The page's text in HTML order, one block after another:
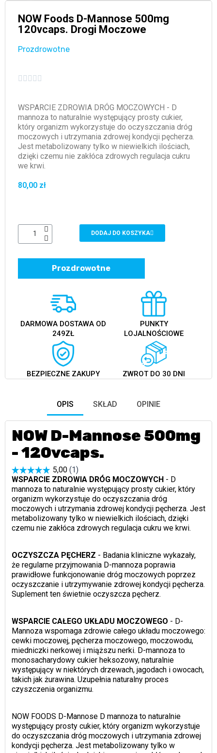
NOW Foods D-Mannose 500mg
120vcaps. Drogi Moczowe
Prozdrowotne
    
WSPARCIE ZDROWIA DRÓG MOCZOWYCH - D
mannoza to naturalnie występujący prosty cukier,
który organizm wykorzystuje do oczyszczania dróg
moczowych i utrzymania zdrowej kondycji pęcherza.
Jest metabolizowany tylko w niewielkich ilościach,
dzięki czemu nie zakłóca zdrowych regulacja cukru
we krwi.
80,00 zł
DODAJ DO KOSZYKA
Prozdrowotne
DARMOWA DOSTAWA OD
249ZŁ
PUNKTY
LOJALNOŚCIOWE
BEZPIECZNE ZAKUPY ZWROT DO 30 DNI
OPIS SKŁAD OPINIE
NOW D-Mannose 500mg
- 120vcaps.
WSPARCIE ZDROWIA DRÓG MOCZOWYCH - D
mannoza to naturalnie występujący prosty cukier, który
organizm wykorzystuje do oczyszczania dróg
moczowych i utrzymania zdrowej kondycji pęcherza. Jest
metabolizowany tylko w niewielkich ilościach, dzięki
czemu nie zakłóca zdrowych regulacja cukru we krwi.
OCZYSZCZA PĘCHERZ - Badania kliniczne wykazały,
że regularne przyjmowania D-mannoza poprawia
prawidłowe funkcjonowanie dróg moczowych poprzez
oczyszczanie i utrzymywanie zdrowej kondycji pęcherza.
Suplement ten świetnie oczyszcza pęcherz.
WSPARCIE CAŁEGO UKŁADU MOCZOWEGO - D-
Mannoza wspomaga zdrowie całego układu moczowego:
cewki moczowej, pęcherza moczowego, moczowodu,
miedniczki nerkowej i miąższu nerki. D-mannoza to
monosacharydowy cukier heksozowy, naturalnie
występujący w niektórych drzewach, jagodach i owocach,
takich jak żurawina. Uzupełnia naturalny proces
czyszczenia organizmu.
NOW FOODS D-Mannose D mannoza to naturalnie
występujący prosty cukier, który organizm wykorzystuje
do oczyszczania dróg moczowych i utrzymania zdrowej
kondycji pęcherza. Jest metabolizowany tylko w